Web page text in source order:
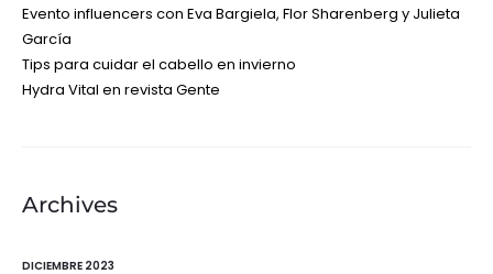
Evento influencers con Eva Bargiela, Flor Sharenberg y Julieta
García
Tips para cuidar el cabello en invierno
Hydra Vital en revista Gente
Archives
DICIEMBRE 2023